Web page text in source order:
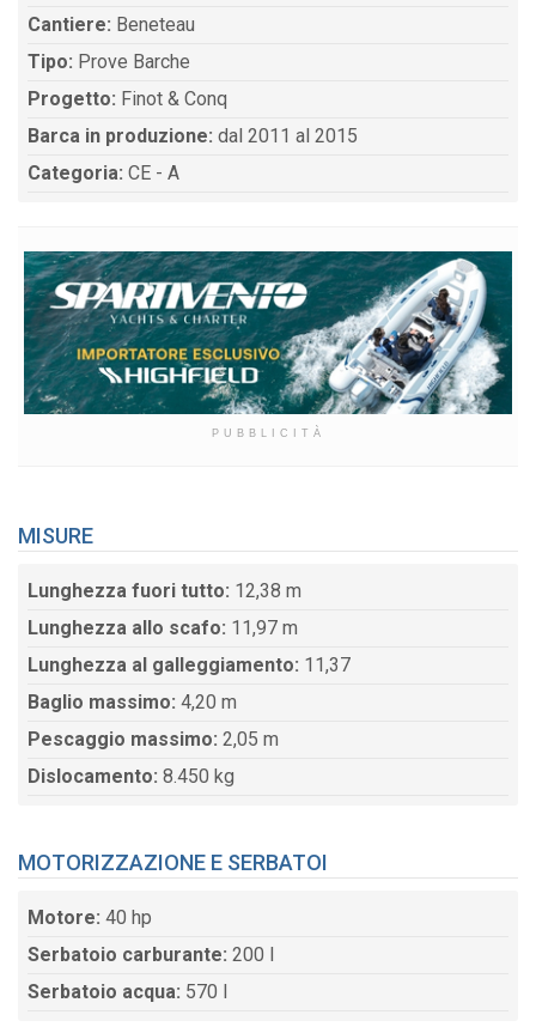
Cantiere: Beneteau
Tipo: Prove Barche
Progetto: Finot & Conq
Barca in produzione:
dal 2011 al 2015
Categoria: CE - A
PUBBLICITÀ
MISURE
Lunghezza fuori tutto: 12,38 m
Lunghezza allo scafo: 11,97 m
Lunghezza al galleggiamento: 11,37
Baglio massimo: 4,20 m
Pescaggio massimo: 2,05 m
Dislocamento: 8.450 kg
MOTORIZZAZIONE E SERBATOI
Motore: 40 hp
Serbatoio carburante: 200 l
Serbatoio acqua: 570 l